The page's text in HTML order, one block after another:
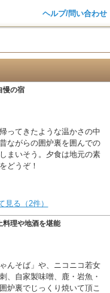
ヘルプ/問い合わせ
慢の宿
ってきたような温かさの中
ながらの囲炉裏を囲んでの
まいそう。夕食は地元の素
どうぞ！
る（2件）
料理や地酒を堪能
んそば」や、ニコニコ若女
、自家製味噌、鹿・岩魚・
炉裏でじっくり焼いて頂こ